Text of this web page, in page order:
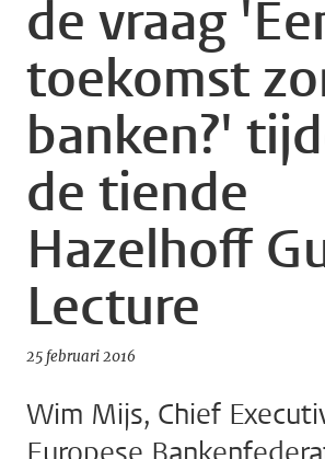
de vraag
toekomst
banken?'
de tiende
Hazelhoff
Lecture
25 februari 2016
Wim Mijs, Chief